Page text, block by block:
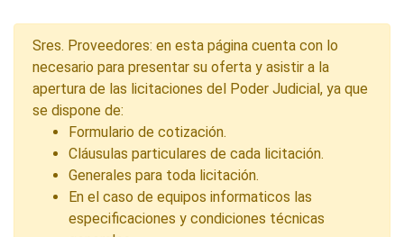
Sres. Proveedores: en esta página cuenta con lo
necesario para presentar su oferta y asistir a la
apertura de las licitaciones del Poder Judicial, ya que
se dispone de:
Formulario de cotización.
Cláusulas particulares de cada licitación.
Generales para toda licitación.
En el caso de equipos informaticos las
especificaciones y condiciones técnicas